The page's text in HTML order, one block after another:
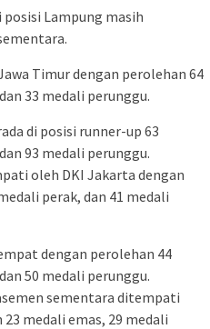
Lampung masih
Timur dengan perolehan 64
33 medali perunggu.
di posisi runner-up 63
93 medali perunggu.
oleh DKI Jakarta dengan
perak, dan 41 medali
dengan perolehan 44
50 medali perunggu.
sementara ditempati
medali emas, 29 medali